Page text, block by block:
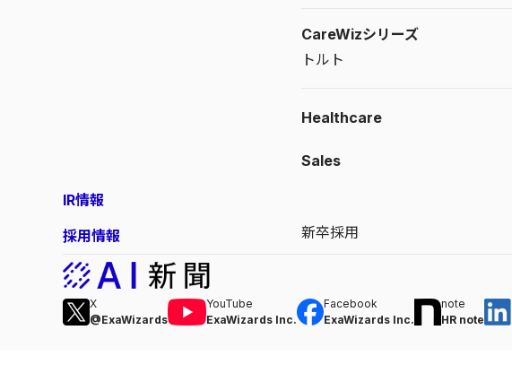
CareWizシリーズ
トルト
Healthcare
Sales
IR情報
採用情報
新卒採用
X
@ExaWizards
YouTube
ExaWizards Inc.
Facebook
ExaWizards Inc.
note
HR note